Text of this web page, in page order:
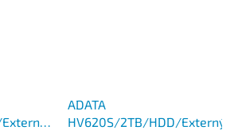
2.5''/
ADATA
HV620S/2TB/HDD/Externý/